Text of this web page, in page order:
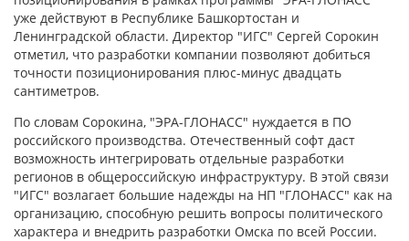
уже действуют в Республике Башкортостан и
Ленинградской области. Директор "ИГС" Сергей Сорокин
отметил, что разработки компании позволяют добиться
точности позиционирования плюс-минус двадцать
сантиметров.
По словам Сорокина, "ЭРА-ГЛОНАСС" нуждается в ПО
российского производства. Отечественный софт даст
возможность интегрировать отдельные разработки
регионов в общероссийскую инфраструктуру. В этой связи
"ИГС" возлагает большие надежды на НП "ГЛОНАСС" как на
организацию, способную решить вопросы политического
характера и внедрить разработки Омска по всей России.